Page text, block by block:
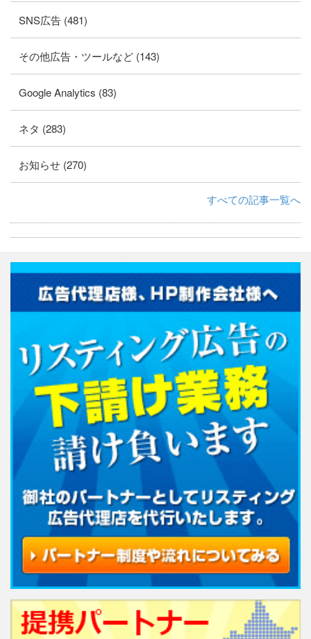
SNS広告 (481)
その他広告・ツールなど (143)
Google Analytics (83)
ネタ (283)
お知らせ (270)
すべての記事一覧へ